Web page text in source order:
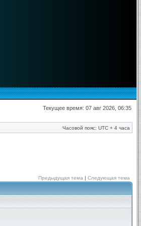
Текущее время: 07 авг 2026, 06:35
Часовой пояс: UTC + 4 часа
Предыдущая тема | Следующая тема